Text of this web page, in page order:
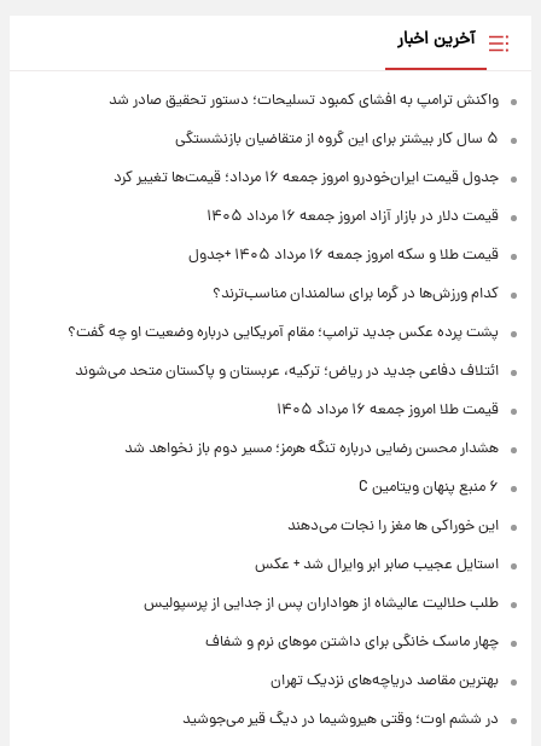
آخرین اخبار
واکنش ترامپ به افشای کمبود تسلیحات؛ دستور تحقیق صادر شد
۵ سال کار بیشتر برای این گروه از متقاضیان بازنشستگی
جدول قیمت ایران‌خودرو امروز جمعه ۱۶ مرداد؛ قیمت‌ها تغییر کرد
قیمت دلار در بازار آزاد امروز جمعه ۱۶ مرداد ۱۴۰۵
قیمت طلا و سکه امروز جمعه ۱۶ مرداد ۱۴۰۵ +جدول
کدام ورزش‌ها در گرما برای سالمندان مناسب‌ترند؟
پشت پرده عکس جدید ترامپ؛ مقام آمریکایی درباره وضعیت او چه گفت؟
ائتلاف دفاعی جدید در ریاض؛ ترکیه، عربستان و پاکستان متحد می‌شوند
قیمت طلا امروز جمعه ۱۶ مرداد ۱۴۰۵
هشدار محسن رضایی درباره تنگه هرمز؛ مسیر دوم باز نخواهد شد
۶ منبع پنهان ویتامین C
این خوراکی ها مغز را نجات می‌دهند
استایل عجیب صابر ابر وایرال شد + عکس
طلب حلالیت عالیشاه از هواداران پس از جدایی از پرسپولیس
چهار ماسک خانگی برای داشتن موهای نرم و شفاف
بهترین مقاصد دریاچه‌های نزدیک تهران
در ششم اوت؛ وقتی هیروشیما در دیگ قیر می‌جوشید